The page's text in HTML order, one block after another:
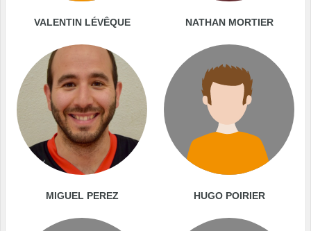
VALENTIN LÉVÊQUE NATHAN MORTIER
MIGUEL PEREZ HUGO POIRIER